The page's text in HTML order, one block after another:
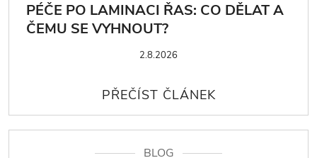
PÉČE PO LAMINACI ŘAS: CO DĚLAT A
ČEMU SE VYHNOUT?
2.8.2026
BLOG